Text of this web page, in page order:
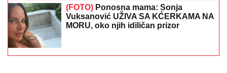
(FOTO) Ponosna mama: Sonja
Vuksanović UŽIVA SA KĆERKAMA NA
MORU, oko njih idiličan prizor